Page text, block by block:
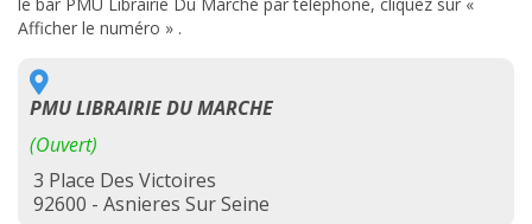
Afficher le numéro » .
PMU LIBRAIRIE DU MARCHE
(Ouvert)
3 Place Des Victoires
92600 - Asnieres Sur Seine